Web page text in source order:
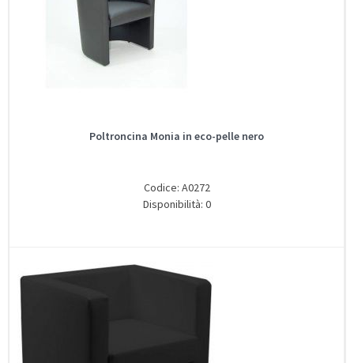
Poltroncina Monia in eco-pelle nero
Codice: A0272
Disponibilità: 0